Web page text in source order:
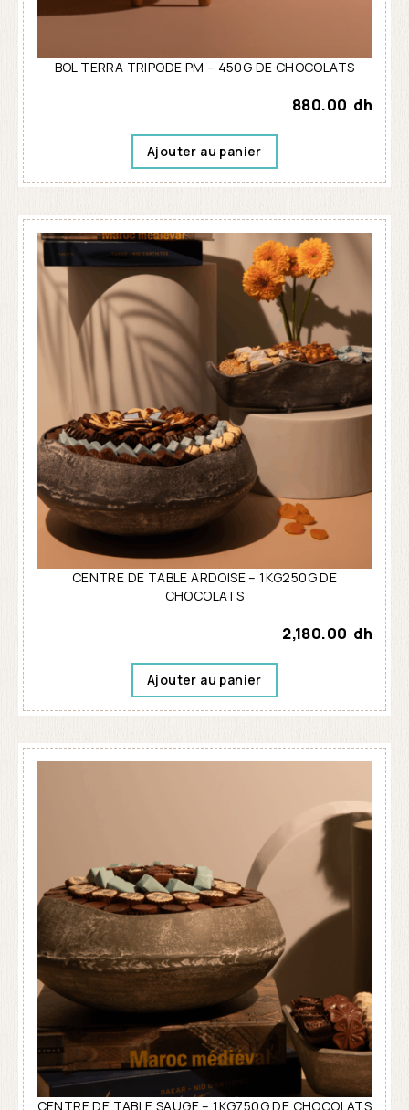
BOL TERRA TRIPODE PM – 450G DE CHOCOLATS
880.00 dh
Ajouter au panier
CENTRE DE TABLE ARDOISE – 1KG250G DE
CHOCOLATS
2,180.00 dh
Ajouter au panier
CENTRE DE TABLE SAUGE – 1KG750G DE CHOCOLATS